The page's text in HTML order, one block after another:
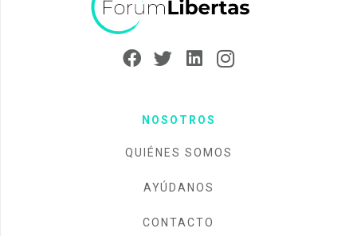
NOSOTROS
QUIÉNES SOMOS
AYÚDANOS
CONTACTO